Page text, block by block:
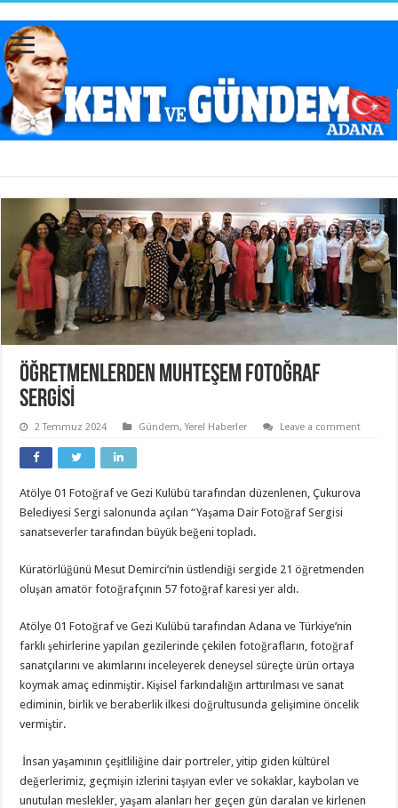
ÖĞRETMENLERDEN MUHTEŞEM FOTOĞRAF
SERGİSİ
2 Temmuz 2024 Gündem,Yerel Haberler Leave a comment
Atölye 01 Fotoğraf ve Gezi Kulübü tarafından düzenlenen, Çukurova
Belediyesi Sergi salonunda açılan “Yaşama Dair Fotoğraf Sergisi
sanatseverler tarafından büyük beğeni topladı.
Küratörlüğünü Mesut Demirci’nin üstlendiği sergide 21 öğretmenden
oluşan amatör fotoğrafçının 57 fotoğraf karesi yer aldı.
Atölye 01 Fotoğraf ve Gezi Kulübü tarafından Adana ve Türkiye’nin
farklı şehirlerine yapılan gezilerinde çekilen fotoğrafların, fotoğraf
sanatçılarını ve akımlarını inceleyerek deneysel süreçte ürün ortaya
koymak amaç edinmiştir. Kişisel farkındalığın arttırılması ve sanat
ediminin, birlik ve beraberlik ilkesi doğrultusunda gelişimine öncelik
vermiştir.
İnsan yaşamının çeşitliliğine dair portreler, yitip giden kültürel
değerlerimiz, geçmişin izlerini taşıyan evler ve sokaklar, kaybolan ve
unutulan meslekler, yaşam alanları her geçen gün daralan ve kirlenen